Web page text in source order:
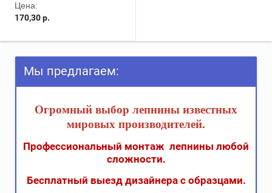
Цена:
170,30р.
Мы предлагаем:
Огромный выбор лепнины известных
мировых производителей.
Профессиональный монтаж лепнины любой
сложности.
Бесплатный выезд дизайнера с образцами.